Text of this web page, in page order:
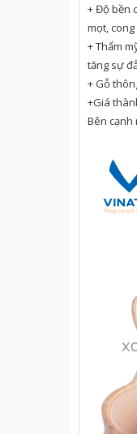
+ Độ bền
mọt,
+ Thẩm
tăng sự
+ Gỗ
+Giá
Bên